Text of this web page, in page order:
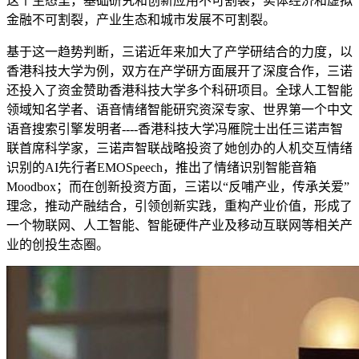
金融不可割裂，产业生态和城市发展不可割裂。
基于这一趋势判断，三诺近年来加大了产学研结合的力度，以
香港科技大学为例，双方在产学研方面展开了深度合作，三诺
还投入了资金赞助香港科技大学多个科研项目。全球人工智能
领域知名学者、语音情绪智能研究资深专家、世界第一个中文
语音搜索引擎发明者----香港科技大学冯雁院士出任三诺声智
联首席科学家，三诺声智联战略投资了她创办的人机交互情绪
识别的AI先行者EMOSpeech，推出了情绪识别智能音箱
Moodbox；而在创新投资方面，三诺以“反哺产业，传承关爱”
理念，推动产融结合，引领创新实践，重构产业价值，形成了
一个物联网、人工智能、智能硬件产业及移动互联网等相关产
业的创投生态圈。